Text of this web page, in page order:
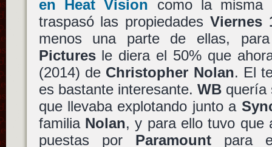
en Heat Vision como la misma
traspasó las propiedades Viernes
menos una parte de ellas,
Picturesle diera el 50% que
(2014) de Christopher Nolan. El
es bastante interesante. WBquería
que llevaba explotando junto a
familia Nolan, y para ello tuvo que
puestas por Paramountpara